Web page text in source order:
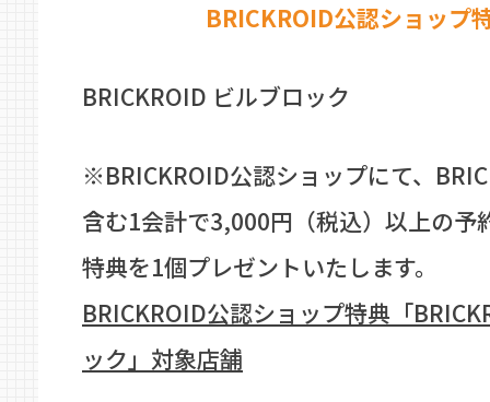
BRICKROID公認ショップ
BRICKROID ビルブロック
※BRICKROID公認ショップにて、
含む1会計で3,000円（税込）以上の予
特典を1個プレゼントいたします。
BRICKROID公認ショップ特典「
ック」対象店舗